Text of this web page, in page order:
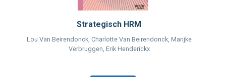
Strategisch HRM
Lou Van Beirendonck, Charlotte Van Beirendonck, Marijke
Verbruggen, Erik Henderickx